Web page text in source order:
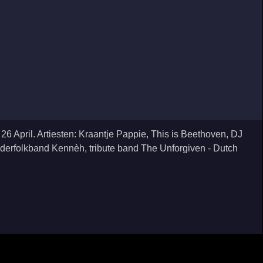
April. Artiesten: Kraantje Pappie, This is Beethoven, DJ
Kennèh, tribute band The Unforgiven - Dutch